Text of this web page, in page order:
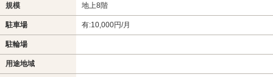
規模 地上8階
駐車場 有:10,000円/月
駐輪場
用途地域